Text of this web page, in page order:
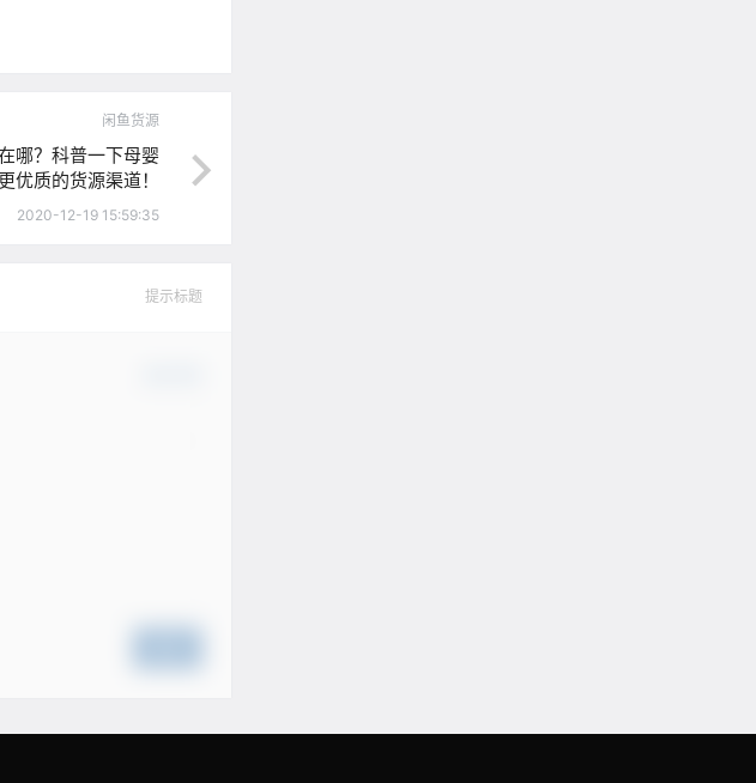
闲鱼货源
哪？科普一下母婴
优质的货源渠道！
2020-12-19 15:59:35
提示标题